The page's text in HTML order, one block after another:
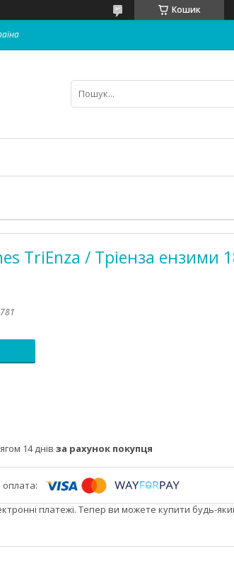
Кошик
TriEnza / Тріенза ензими
14 днів за рахунок покупця
платежі. Тепер ви можете купити будь-